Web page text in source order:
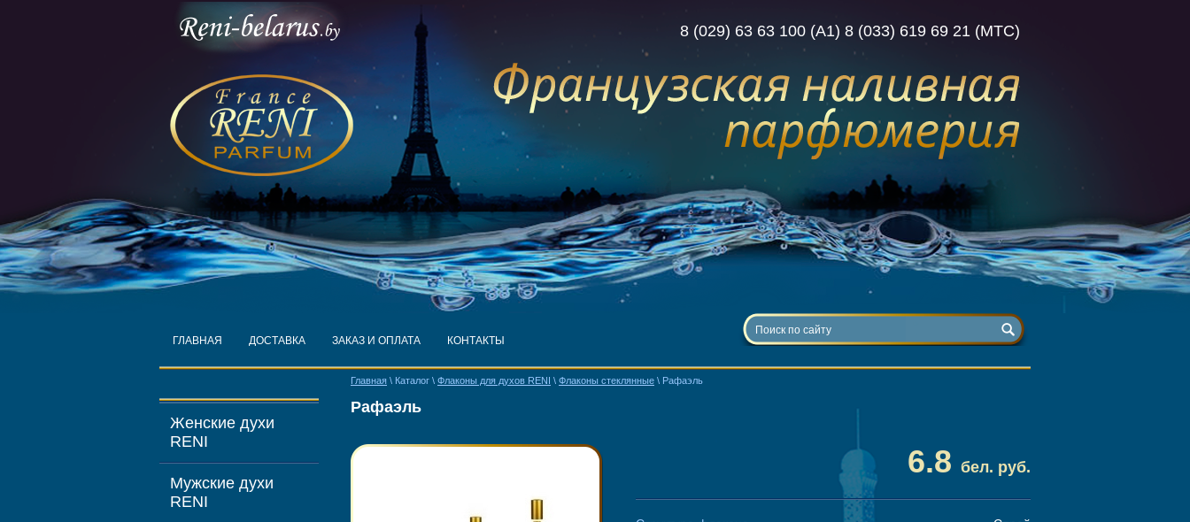
8 (029) 63 63 100 (А1) 8 (033) 619 69 21 (МТС)
ГЛАВНАЯ ДОСТАВКА ЗАКАЗ И ОПЛАТА КОНТАКТЫ
Женские духи
RENI
Мужские духи
RENI
Главная \ Каталог \ Флаконы для духов RENI \ Флаконы стеклянные \ Рафаэль
Рафаэль
6.8 бел. руб.